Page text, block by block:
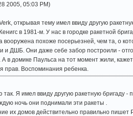
2005, 05:03 PM)
открывая тему имел ввиду другую
в 1981-м. У нас в городке ракетной
вооружена похоже посерьезней, чем та, о
и ДШБ. Они даже себе забор построили -
А в домике Паульса на тот момент жили,
прав. Воспоминания ребенка.
так. Я имел ввиду другую ракетную бригаду
ночь они поднимали эти ракеты .
их домов действительно правильно пишет